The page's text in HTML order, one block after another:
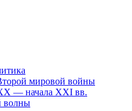
мировой войны
— начала XXI вв.
волны